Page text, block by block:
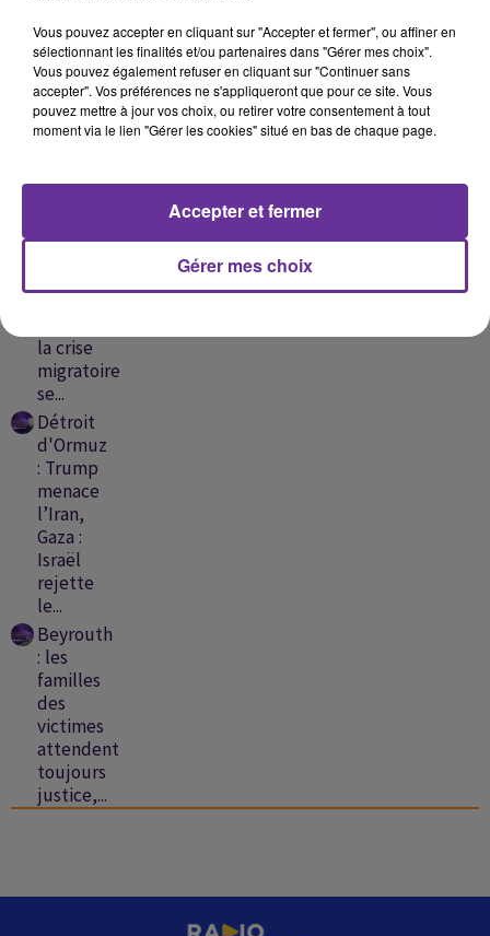
ÉCOUTER
MOMENT
la crise
migratoire
se...
Détroit
d'Ormuz
: Trump
menace
l’Iran,
Gaza :
Israël
rejette
le...
Beyrouth
: les
familles
des
victimes
attendent
toujours
justice,...
Vous pouvez accepter en cliquant sur "Accepter et fermer", ou affiner en
sélectionnant les finalités et/ou partenaires dans "Gérer mes choix".
Vous pouvez également refuser en cliquant sur "Continuer sans
accepter". Vos préférences ne s'appliqueront que pour ce site. Vous
pouvez mettre à jour vos choix, ou retirer votre consentement à tout
moment via le lien "Gérer les cookies" situé en bas de chaque page.
Gérer mes choix
Accepter et fermer